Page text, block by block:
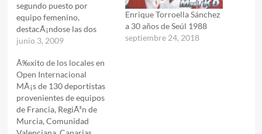
segundo puesto por
equipo femenino,
destacÃ¡ndose las dos
deportistas espaÃ±olas
Paula Benes y Gema
Armesto. La plata en la
Ãºltima jornada del
domingo fue para Laura
CarreÃ±o, mientras que
los bronces los alcanzaron
junio 3, 2009
Enrique Torroella Sánchez
a 30 años de Seúl 1988
septiembre 24, 2018
Ã‰xito de los locales en
Open Internacional
MÃ¡s de 130 deportistas
provenientes de equipos
de Francia, RegiÃ³n de
Murcia, Comunidad